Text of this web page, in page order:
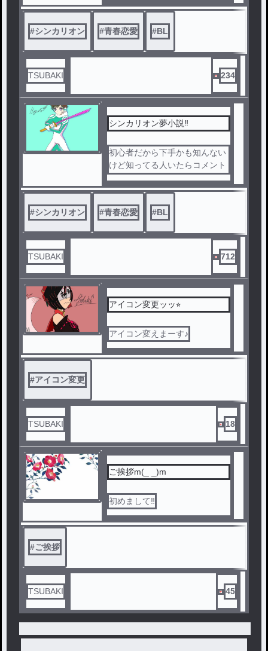
#シンカリオン #青春恋愛 #BL
TSUBAKI 234
シンカリオン夢小説‼︎
初心者だから下手かも知んない
けど知ってる人いたらコメント
ください‼︎
#シンカリオン #青春恋愛 #BL
TSUBAKI 712
アイコン変更ッッ⭐︎
アイコン変えまーす♪
#アイコン変更
TSUBAKI 18
ご挨拶m(_ _)m
初めまして‼︎
#ご挨拶
TSUBAKI 45